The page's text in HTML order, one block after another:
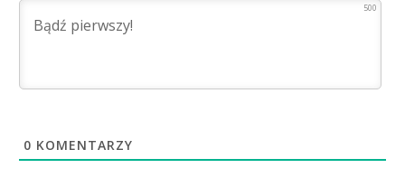
500
0 KOMENTARZY